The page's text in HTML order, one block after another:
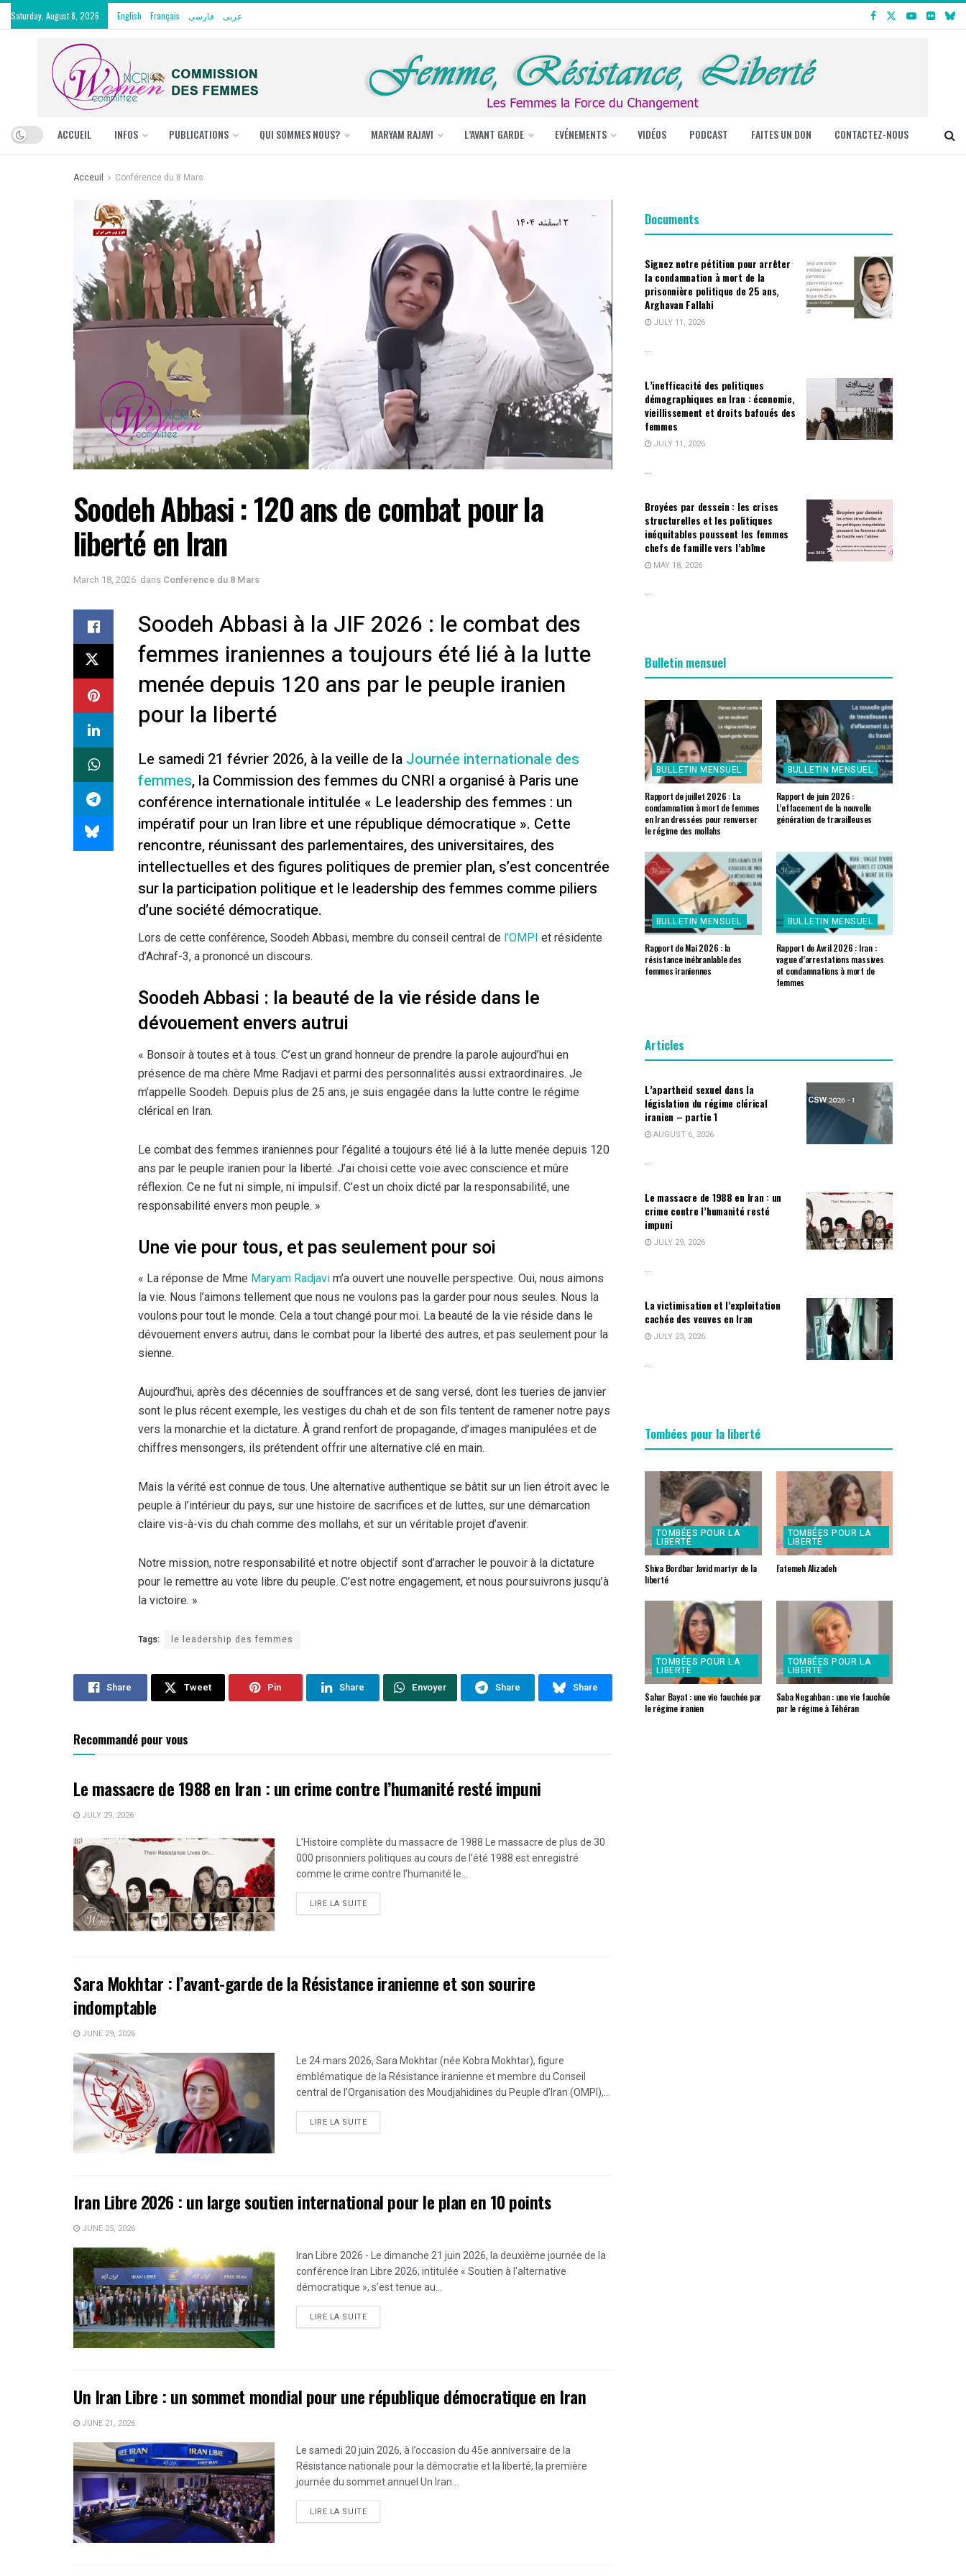
Saturday, August 8, 2026 English Français فارسی عربی
ACCUEIL INFOS PUBLICATIONS QUI SOMMES NOUS? MARYAM RAJAVI L’AVANT GARDE EVÉNEMENTS VIDÉOS PODCAST FAITES UN DON CONTACTEZ-NOUS
Acceuil Conférence du 8 Mars
Soodeh Abbasi : 120 ans de combat pour la
liberté en Iran
March 18, 2026 dans Conférence du 8 Mars
Soodeh Abbasi à la JIF 2026 : le combat des
femmes iraniennes a toujours été lié à la lutte
menée depuis 120 ans par le peuple iranien
pour la liberté
Le samedi 21 février 2026, à la veille de la Journée internationale des
femmes, la Commission des femmes du CNRI a organisé à Paris une
conférence internationale intitulée « Le leadership des femmes : un
impératif pour un Iran libre et une république démocratique ». Cette
rencontre, réunissant des parlementaires, des universitaires, des
intellectuelles et des figures politiques de premier plan, s’est concentrée
sur la participation politique et le leadership des femmes comme piliers
d’une société démocratique.
Lors de cette conférence, Soodeh Abbasi, membre du conseil central de l’OMPI et résidente
d’Achraf-3, a prononcé un discours.
Soodeh Abbasi : la beauté de la vie réside dans le
dévouement envers autrui
« Bonsoir à toutes et à tous. C’est un grand honneur de prendre la parole aujourd’hui en
présence de ma chère Mme Radjavi et parmi des personnalités aussi extraordinaires. Je
m’appelle Soodeh. Depuis plus de 25 ans, je suis engagée dans la lutte contre le régime
clérical en Iran.
Le combat des femmes iraniennes pour l’égalité a toujours été lié à la lutte menée depuis 120
ans par le peuple iranien pour la liberté. J’ai choisi cette voie avec conscience et mûre
réflexion. Ce ne fut ni simple, ni impulsif. C’est un choix dicté par la responsabilité, une
responsabilité envers mon peuple. »
Une vie pour tous, et pas seulement pour soi
« La réponse de Mme Maryam Radjavi m’a ouvert une nouvelle perspective. Oui, nous aimons
la vie. Nous l’aimons tellement que nous ne voulons pas la garder pour nous seules. Nous la
voulons pour tout le monde. Cela a tout changé pour moi. La beauté de la vie réside dans le
dévouement envers autrui, dans le combat pour la liberté des autres, et pas seulement pour la
sienne.
Aujourd’hui, après des décennies de souffrances et de sang versé, dont les tueries de janvier
sont le plus récent exemple, les vestiges du chah et de son fils tentent de ramener notre pays
vers la monarchie et la dictature. À grand renfort de propagande, d’images manipulées et de
chiffres mensongers, ils prétendent offrir une alternative clé en main.
Mais la vérité est connue de tous. Une alternative authentique se bâtit sur un lien étroit avec le
peuple à l’intérieur du pays, sur une histoire de sacrifices et de luttes, sur une démarcation
claire vis-à-vis du chah comme des mollahs, et sur un véritable projet d’avenir.
Notre mission, notre responsabilité et notre objectif sont d’arracher le pouvoir à la dictature
pour le remettre au vote libre du peuple. C’est notre engagement, et nous poursuivrons jusqu’à
la victoire. »
Tags: le leadership des femmes
Share Tweet Pin Share Envoyer Share Share
Recommandé pour vous
Le massacre de 1988 en Iran : un crime contre l’humanité resté impuni
JULY 29, 2026
L’Histoire complète du massacre de 1988 Le massacre de plus de 30
000 prisonniers politiques au cours de l’été 1988 est enregistré
comme le crime contre l’humanité le...
LIRE LA SUITEDETAILS
Sara Mokhtar : l’avant-garde de la Résistance iranienne et son sourire
indomptable
JUNE 29, 2026
Le 24 mars 2026, Sara Mokhtar (née Kobra Mokhtar), figure
emblématique de la Résistance iranienne et membre du Conseil
central de l’Organisation des Moudjahidines du Peuple d’Iran (OMPI),...
LIRE LA SUITEDETAILS
Iran Libre 2026 : un large soutien international pour le plan en 10 points
JUNE 25, 2026
Iran Libre 2026 - Le dimanche 21 juin 2026, la deuxième journée de la
conférence Iran Libre 2026, intitulée « Soutien à l'alternative
démocratique », s’est tenue au...
LIRE LA SUITEDETAILS
Un Iran Libre : un sommet mondial pour une république démocratique en Iran
JUNE 21, 2026
Le samedi 20 juin 2026, à l’occasion du 45e anniversaire de la
Résistance nationale pour la démocratie et la liberté, la première
journée du sommet annuel Un Iran...
LIRE LA SUITEDETAILS
Documents
Signez notre pétition pour arrêter
la condamnation à mort de la
prisonnière politique de 25 ans,
Arghavan Fallahi
JULY 11, 2026
L’inefficacité des politiques
démographiques en Iran : économie,
vieillissement et droits bafoués des
femmes
JULY 11, 2026
Broyées par dessein : les crises
structurelles et les politiques
inéquitables poussent les femmes
chefs de famille vers l’abîme
MAY 18, 2026
Bulletin mensuel
BULLETIN MENSUEL
Rapport de juillet 2026 : La
condamnation à mort de femmes
en Iran dressées pour renverser
le régime des mollahs
BULLETIN MENSUEL
Rapport de juin 2026 :
L’effacement de la nouvelle
génération de travailleuses
BULLETIN MENSUEL
Rapport de Mai 2026 : la
résistance inébranlable des
femmes iraniennes
BULLETIN MENSUEL
Rapport de Avril 2026 : Iran :
vague d’arrestations massives
et condamnations à mort de
femmes
Articles
L’apartheid sexuel dans la
législation du régime clérical
iranien – partie 1
AUGUST 6, 2026
...
Le massacre de 1988 en Iran : un
crime contre l’humanité resté
impuni
JULY 29, 2026
...
La victimisation et l’exploitation
cachée des veuves en Iran
JULY 23, 2026
...
Tombées pour la liberté
TOMBÉES POUR LA
LIBERTÉ
Shiva Bordbar Javid martyr de la
liberté
TOMBÉES POUR LA
LIBERTÉ
Fatemeh Alizadeh
TOMBÉES POUR LA
LIBERTÉ
Sahar Bayat : une vie fauchée par
le régime iranien
TOMBÉES POUR LA
LIBERTÉ
Saba Negahban : une vie fauchée
par le régime à Téhéran